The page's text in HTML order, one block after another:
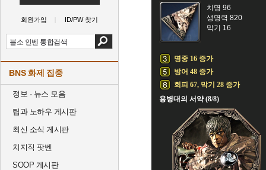
회원가입 ID/PW 찾기
BNS 화제 집중
정보 · 뉴스 모음
팁과 노하우 게시판
최신 소식 게시판
치지직 팟벤
SOOP 게시판
치명 96
생명력 820
막기 16
명중 16 증가
방어 48 증가
회피 67, 막기 28 증가
용병대의 서약 (8/8)